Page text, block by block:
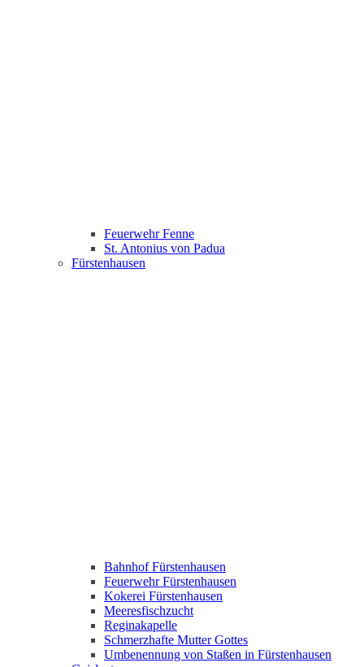
Feuerwehr Fenne
St. Antonius von Padua
Fürstenhausen
Bahnhof Fürstenhausen
Feuerwehr Fürstenhausen
Kokerei Fürstenhausen
Meeresfischzucht
Reginakapelle
Schmerzhafte Mutter Gottes
Umbenennung von Staßen in Fürstenhausen